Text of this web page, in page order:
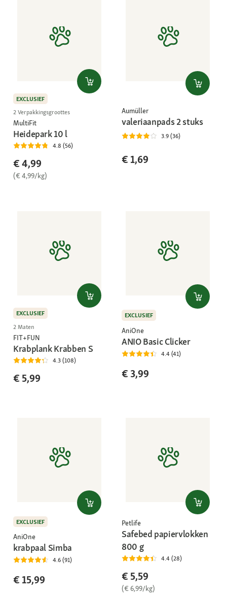
EXCLUSIEF
2 Verpakkingsgroottes
MultiFit
Heidepark 10 l
4.8 (56)
€ 4,99
(€ 4,99/kg)
Aumüller
valeriaanpads 2 stuks
3.9 (36)
€ 1,69
EXCLUSIEF
2 Maten
FIT+FUN
Krabplank Krabben S
4.3 (108)
€ 5,99
EXCLUSIEF
AniOne
ANIO Basic Clicker
4.4 (41)
€ 3,99
EXCLUSIEF
AniOne
krabpaal Simba
4.6 (91)
€ 15,99
Petlife
Safebed papiervlokken
800 g
4.4 (28)
€ 5,59
(€ 6,99/kg)